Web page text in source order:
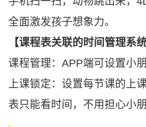
全面激发孩子想象力。
【课程表关联的时间管理系统
课程管理：APP端可设置小
上课锁定：设置每节课的上
表只能看时间，不用担心小